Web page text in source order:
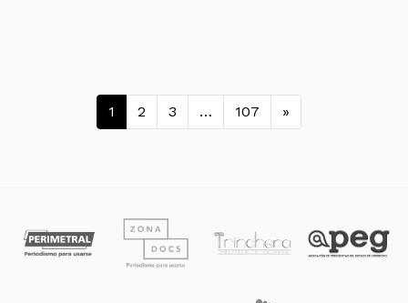
Navegación de entradas
1 2 3 … 107 »